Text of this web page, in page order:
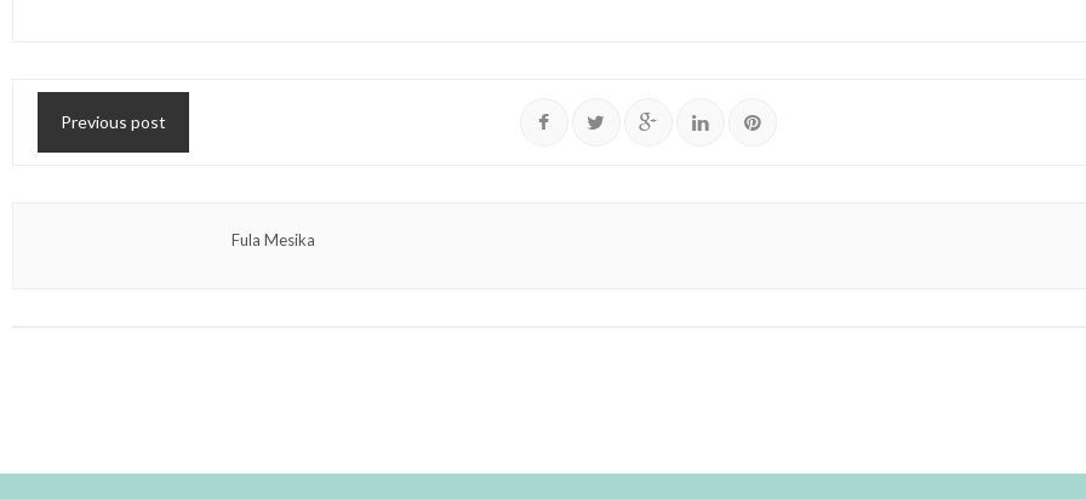
Previous post
Fula Mesika